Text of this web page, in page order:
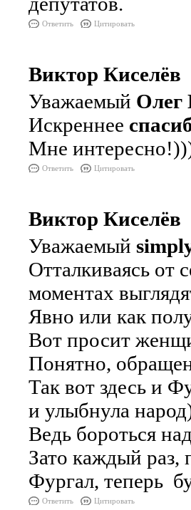
Ответить Цитировать
Виктор Киселёв
Уважаемый Олег
Искреннее
Мне
Ответить Цитировать
Виктор Киселёв
Уважаемый
Отталкиваясь
моментах
Явно или как
Вот просит
Понятно,
Так вот здесь и
и улыбнула
Ведь бороться
Зато каждый раз,
Фургал, теперь
Ответить Цитировать